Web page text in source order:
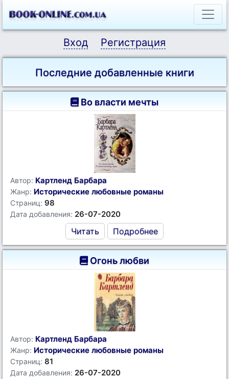
Вход Регистрация
Последние добавленные книги
Во власти мечты
Автор: Картленд Барбара
Жанр: Исторические любовные романы
Страниц: 98
Дата добавления: 26-07-2020
Читать Подробнее
Огонь любви
Автор: Картленд Барбара
Жанр: Исторические любовные романы
Страниц: 81
Дата добавления: 26-07-2020